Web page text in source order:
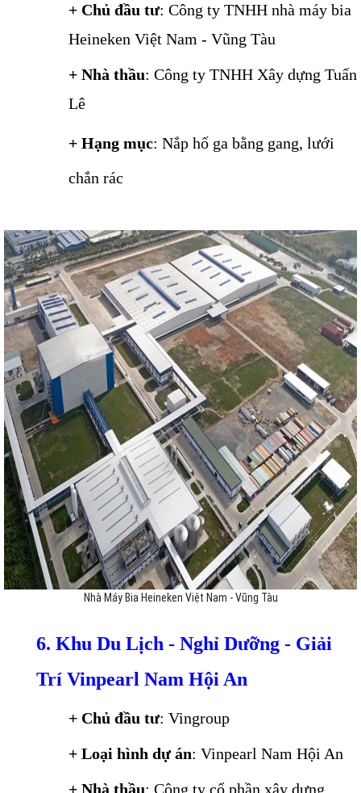
+ Chủ đầu tư: Công ty TNHH nhà máy bia
Heineken Việt Nam - Vũng Tàu
+ Nhà thầu: Công ty TNHH Xây dựng Tuấn
Lê
+ Hạng mục: Nắp hố ga bằng gang, lưới
chắn rác
Nhà Máy Bia Heineken Việt Nam - Vũng Tàu
6. Khu Du Lịch - Nghỉ Dưỡng - Giải
Trí Vinpearl Nam Hội An
+ Chủ đầu tư: Vingroup
+ Loại hình dự án: Vinpearl Nam Hội An
+ Nhà thầu: Công ty cổ phần xây dựng